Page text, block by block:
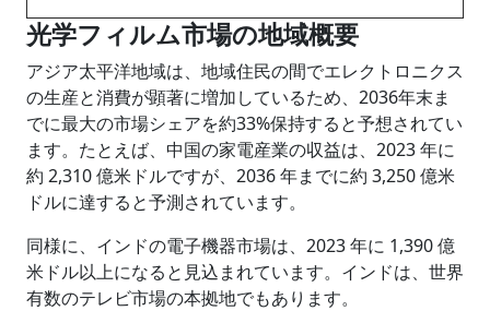
光学フィルム市場の地域概要
アジア太平洋地域は、地域住民の間でエレクトロニクス
の生産と消費が顕著に増加しているため、2036年末ま
でに最大の市場シェアを約33%保持すると予想されてい
ます。たとえば、中国の家電産業の収益は、2023 年に
約 2,310 億米ドルですが、2036 年までに約 3,250 億米
ドルに達すると予測されています。
同様に、インドの電子機器市場は、2023 年に 1,390 億
米ドル以上になると見込まれています。インドは、世界
有数のテレビ市場の本拠地でもあります。